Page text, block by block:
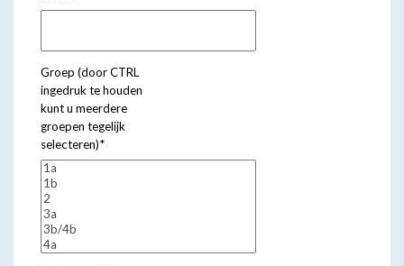
Groep (door CTRL
ingedruk te houden
kunt u meerdere
groepen tegelijk
selecteren)*